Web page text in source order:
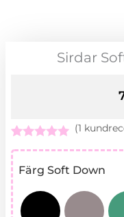
Sirdar
Betygsatt
5.00
baserat på
1
kundrecension
(1
Färg Soft Down
Sirdar
Down
-